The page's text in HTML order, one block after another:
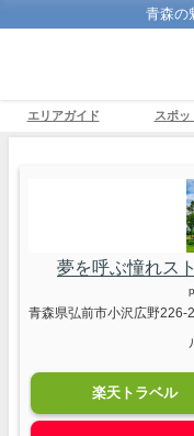
青森の
エリアガイド スポッ
夢を呼ぶ憧れス
青森県弘前市小
楽天トラベル